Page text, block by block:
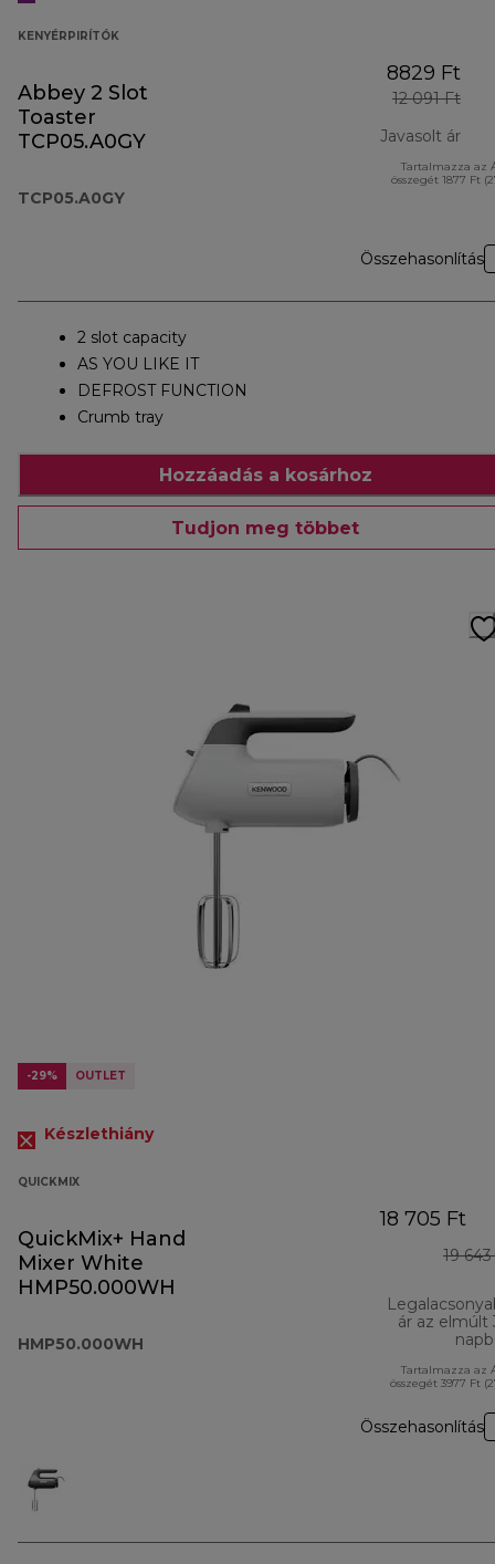
KENYÉRPIRÍTÓK
Abbey 2 Slot
Toaster
TCP05.A0GY
TCP05.A0GY
8829 Ft
12 091 Ft
Javasolt ár
Tartalmazza az
összegét 1877 Ft
Összehasonlítás
2 slot capacity
AS YOU LIKE IT
DEFROST FUNCTION
Crumb tray
Hozzáadás a kosárhoz
Tudjon meg többet
-29% OUTLET
Készlethiány
QUICKMIX
QuickMix+ Hand
Mixer White
HMP50.000WH
HMP50.000WH
18 705 Ft
19
ár az elmúlt
Tartalmazza az
összegét 3977 Ft
Összehasonlítás